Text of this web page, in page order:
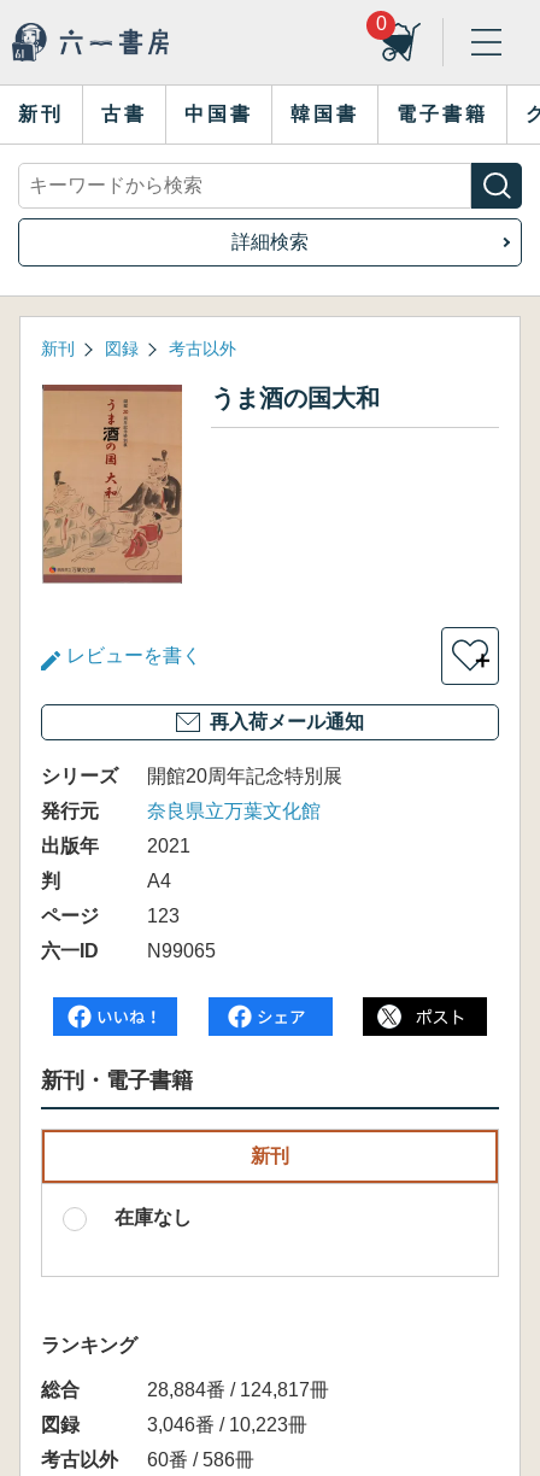
0
新刊 古書 中国書 韓国書 電子書籍
詳細検索
新刊 図録 考古以外
うま酒の国大和
レビューを書く ＋
再入荷メール通知
シリーズ
開館20周年記念特別展
発行元
奈良県立万葉文化館
出版年
2021
判
A4
ページ
123
六一ID
N99065
新刊・電子書籍
新刊
在庫なし
ランキング
総合
28,884番 / 124,817冊
図録
3,046番 / 10,223冊
考古以外
60番 / 586冊